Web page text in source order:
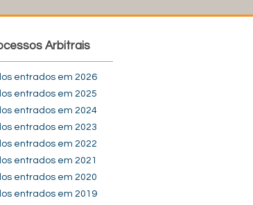
Arbitrais
entrados em 2026
entrados em 2025
entrados em 2024
entrados em 2023
entrados em 2022
entrados em 2021
entrados em 2020
entrados em 2019